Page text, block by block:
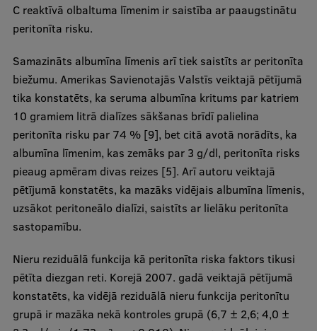
C reaktīvā olbaltuma līmenim ir saistība ar paaugstinātu
peritonīta risku.
Samazināts albumīna līmenis arī tiek saistīts ar peritonīta
biežumu. Amerikas Savienotajās Valstīs veiktajā pētījumā
tika konstatēts, ka seruma albumīna kritums par katriem
10 gramiem litrā dialīzes sākšanas brīdī palielina
peritonīta risku par 74 % [9], bet citā avotā norādīts, ka
albumīna līmenim, kas zemāks par 3 g/dl, peritonīta risks
pieaug apmēram divas reizes [5]. Arī autoru veiktajā
pētījumā konstatēts, ka mazāks vidējais albumīna līmenis,
uzsākot peritoneālo dialīzi, saistīts ar lielāku peritonīta
sastopamību.
Nieru reziduālā funkcija kā peritonīta riska faktors tikusi
pētīta diezgan reti. Korejā 2007. gadā veiktajā pētījumā
konstatēts, ka vidējā reziduālā nieru funkcija peritonītu
grupā ir mazāka nekā kontroles grupā (6,7 ± 2,6; 4,0 ±